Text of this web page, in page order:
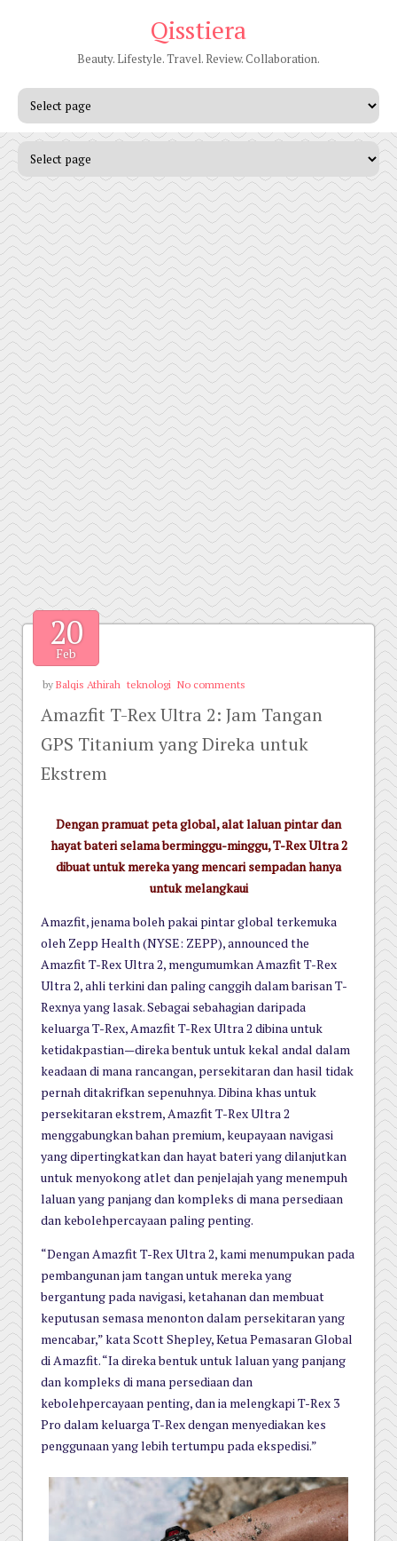
Qisstiera
Beauty. Lifestyle. Travel. Review. Collaboration.
20
Feb
by Balqis Athirah teknologi No comments
Amazfit T-Rex Ultra 2: Jam Tangan
GPS Titanium yang Direka untuk
Ekstrem
Dengan pramuat peta global, alat laluan pintar dan
hayat bateri selama berminggu-minggu, T-Rex Ultra 2
dibuat untuk mereka yang mencari sempadan hanya
untuk melangkaui
Amazfit, jenama boleh pakai pintar global terkemuka
oleh Zepp Health (NYSE: ZEPP), announced the
Amazfit T-Rex Ultra 2, mengumumkan Amazfit T-Rex
Ultra 2, ahli terkini dan paling canggih dalam barisan T-
Rexnya yang lasak. Sebagai sebahagian daripada
keluarga T-Rex, Amazfit T-Rex Ultra 2 dibina untuk
ketidakpastian—direka bentuk untuk kekal andal dalam
keadaan di mana rancangan, persekitaran dan hasil tidak
pernah ditakrifkan sepenuhnya. Dibina khas untuk
persekitaran ekstrem, Amazfit T-Rex Ultra 2
menggabungkan bahan premium, keupayaan navigasi
yang dipertingkatkan dan hayat bateri yang dilanjutkan
untuk menyokong atlet dan penjelajah yang menempuh
laluan yang panjang dan kompleks di mana persediaan
dan kebolehpercayaan paling penting.
“Dengan Amazfit T-Rex Ultra 2, kami menumpukan pada
pembangunan jam tangan untuk mereka yang
bergantung pada navigasi, ketahanan dan membuat
keputusan semasa menonton dalam persekitaran yang
mencabar,” kata Scott Shepley, Ketua Pemasaran Global
di Amazfit. “Ia direka bentuk untuk laluan yang panjang
dan kompleks di mana persediaan dan
kebolehpercayaan penting, dan ia melengkapi T-Rex 3
Pro dalam keluarga T-Rex dengan menyediakan kes
penggunaan yang lebih tertumpu pada ekspedisi.”